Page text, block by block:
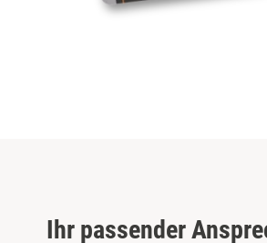
Ihr passender